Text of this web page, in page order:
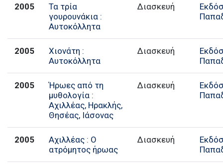
2005
Τα τρία
γουρουνάκια :
Αυτοκόλλητα
Διασκευή
2005
Χιονάτη :
Αυτοκόλλητα
Διασκευή
2005
Ήρωες από τη
μυθολογία :
Αχιλλέας, Ηρακλής,
Θησέας, Ιάσονας
Διασκευή
2005
Αχιλλέας : Ο
ατρόμητος ήρωας
Διασκευή